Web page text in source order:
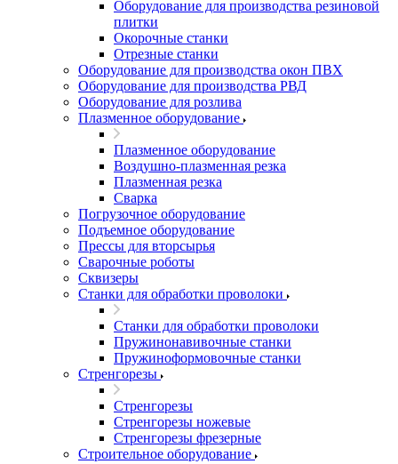
Оборудование для производства резиновой
плитки
Окорочные станки
Отрезные станки
Оборудование для производства окон ПВХ
Оборудование для производства РВД
Оборудование для розлива
Плазменное оборудование
Плазменное оборудование
Воздушно-плазменная резка
Плазменная резка
Сварка
Погрузочное оборудование
Подъемное оборудование
Прессы для вторсырья
Сварочные роботы
Сквизеры
Станки для обработки проволоки
Станки для обработки проволоки
Пружинонавивочные станки
Пружиноформовочные станки
Стренгорезы
Стренгорезы
Стренгорезы ножевые
Стренгорезы фрезерные
Строительное оборудование